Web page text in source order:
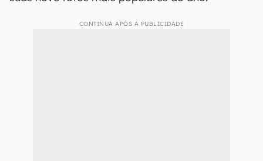
CONTINUA APÓS A PUBLICIDADE